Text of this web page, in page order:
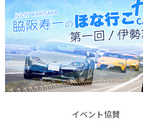
イベント協賛